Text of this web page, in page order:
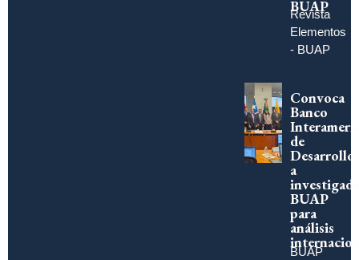
BUAP
Revista
Elementos
- BUAP
Convoca
Banco
de
Desarrollo
a
BUAP
para
análisis
BUAP